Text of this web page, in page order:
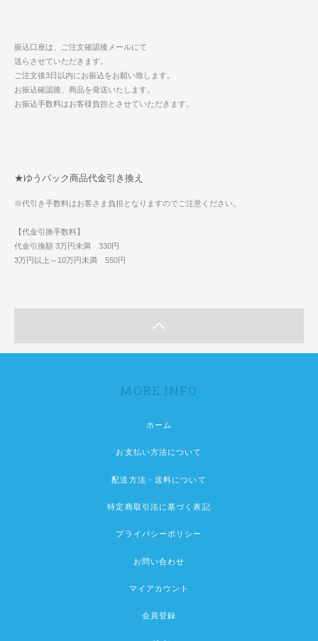
振込口座は、ご注文確認後メールにて
送らさせていただきます。
ご注文後3日以内にお振込をお願い致します。
お振込確認後、商品を発送いたします。
お振込手数料はお客様負担とさせていただきます。
★ゆうパック商品代金引き換え
※代引き手数料はお客さま負担となりますのでご注意ください。
【代金引換手数料】
代金引換額 3万円未満 330円
3万円以上～10万円未満 550円
MORE INFO
ホーム
お支払い方法について
配送方法・送料について
特定商取引法に基づく表記
プライバシーポリシー
お問い合わせ
マイアカウント
会員登録